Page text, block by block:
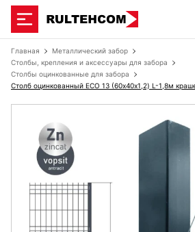
Главная
Металлический забор
Столбы, крепления и аксессуары для забора
Столбы оцинкованные для забора
Столб оцинкованный ЕСО 13 (60х40x1,2) L-1,8м